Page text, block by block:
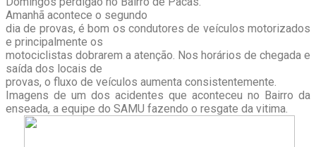
Amanhã acontece o segundo
dia de provas, é bom os condutores de veículos motorizados
e principalmente os
motociclistas dobrarem a atenção. Nos horários de chegada e
saída dos locais de
provas, o fluxo de veículos aumenta consistentemente.
Imagens de um dos acidentes que aconteceu no Bairro da
enseada, a equipe do SAMU fazendo o resgate da vitima.